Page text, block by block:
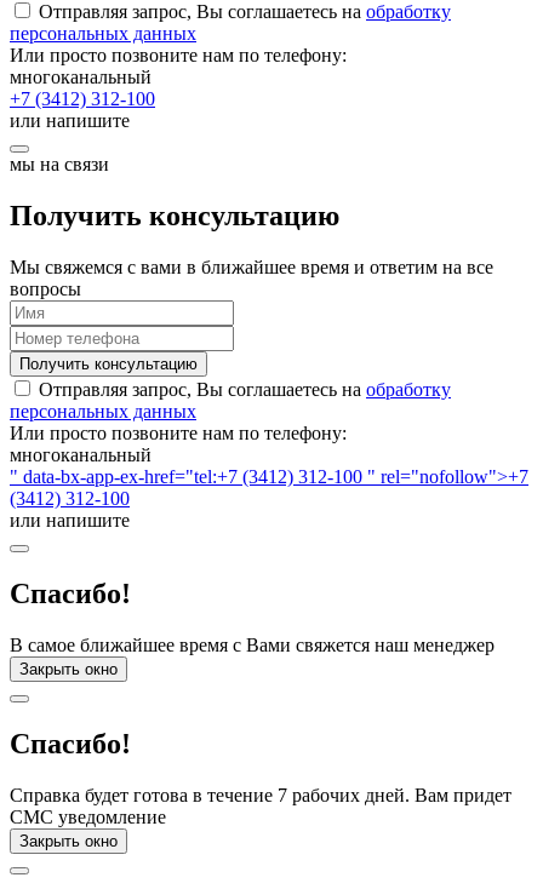
Отправляя запрос, Вы соглашаетесь на обработку
персональных данных
Или просто позвоните нам по телефону:
многоканальный
+7 (3412) 312-100
или напишите
мы на связи
Получить консультацию
Мы свяжемся с вами в ближайшее время и ответим на все
вопросы
Получить консультацию
Отправляя запрос, Вы соглашаетесь на обработку
персональных данных
Или просто позвоните нам по телефону:
многоканальный
" data-bx-app-ex-href="tel:+7 (3412) 312-100 " rel="nofollow">+7
(3412) 312-100
или напишите
Спасибо!
В самое ближайшее время с Вами свяжется наш менеджер
Закрыть окно
Спасибо!
Справка будет готова в течение 7 рабочих дней. Вам придет
СМС уведомление
Закрыть окно